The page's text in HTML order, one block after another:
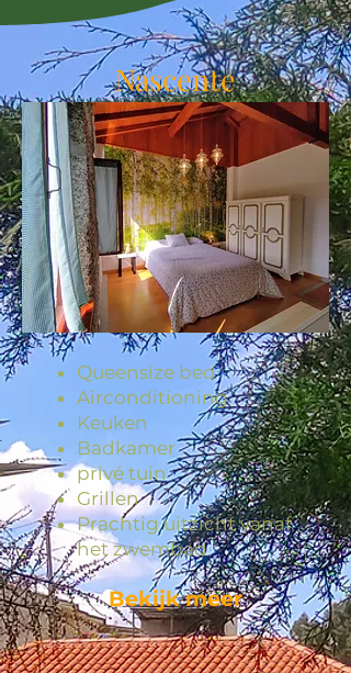
Nascente
Queensize bed
Airconditioning
Keuken
Badkamer
privé tuin
Grillen
Prachtig uitzicht vanaf
het zwembad
Bekijk meer